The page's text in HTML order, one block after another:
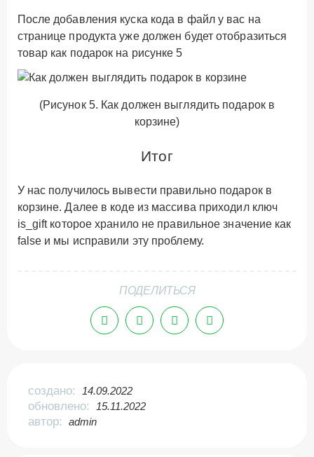
После добавления куска кода в файл у вас на
странице продукта уже должен будет отобразиться
товар как подарок на рисунке 5
(Рисунок 5. Как должен выглядить подарок в
корзине)
Итог
У нас получилось вывести правильно подарок в
корзине. Далее в коде из массива приходил ключ
is_giftкоторое хранило не правильное значение как
false и мы исправили эту проблему.
ПОДЕЛИТЬСЯ
создано: 14.09.2022
обновлено: 15.11.2022
автор: admin